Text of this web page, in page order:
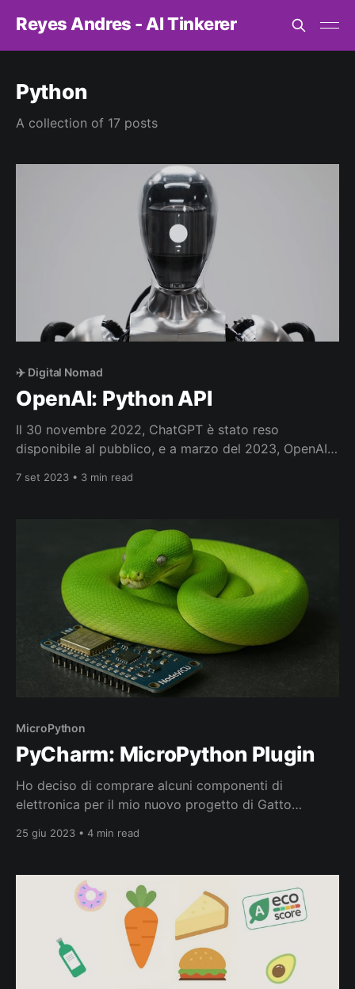
Reyes Andres - AI Tinkerer
Python
A collection of 17 posts
✈️ Digital Nomad
OpenAI: Python API
Il 30 novembre 2022, ChatGPT è stato reso
disponibile al pubblico, e a marzo del 2023, OpenAI
domande a cui ho iniziato a dare risposta in
7 set 2023 • 3 min read
MicroPython
PyCharm: MicroPython Plugin
Ho deciso di comprare alcuni componenti di
elettronica per il mio nuovo progetto di Gatto
mio negozio preferito all’interno del centro
ho trovato facilmente il NodeMCU (v2). Dopo aver
acquistato il NodeMCU e
25 giu 2023 • 4 min read